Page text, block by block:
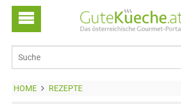
HOME REZEPTE